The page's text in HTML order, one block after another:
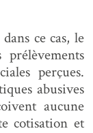
ce cas, le
perçues.
abusives
aucune
cotisation et